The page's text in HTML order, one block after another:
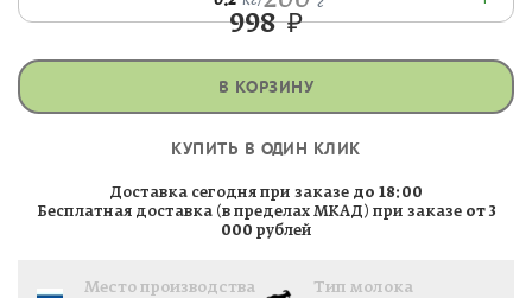
998₽
В КОРЗИНУ
КУПИТЬ В ОДИН КЛИК
Доставка сегодня при заказе до 18:00
Бесплатная доставка (в пределах МКАД) при заказе от 3
000 рублей
Место производства Тип молока